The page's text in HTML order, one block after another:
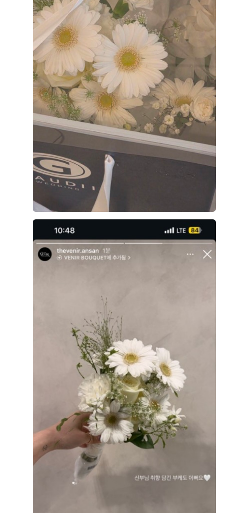
+25
안냐세욧 새색시 하쁘 인사드리와요 제가 얼마 전 안산 더
베니르에서 무사히 본식을 마쳤는데요 ​더베니르홀은 흔하
지 않은 하우스웨딩 분위기에 그리너리함까지 가득한 웨딩
홀이에요 요런 분위기 찾기 드물다며 꼬옥 추천드리고 싶
어서 본식 후기 써봅니다 ​본식 하루 전 리허설 (자유투어)
더베니르는 최종 리허설을 따로 하지않고 본식 당일 예식
전에 설명을 듣고 예식이 진행돼요. 걱정이 많은 신부 덕에
(나^^) 저희는 미리 연락을 드리고 동선을 보러 갔어요! 내
가 앉아있을 신부대기실도 다시 보고 계단 입장으로 진행
했기 때문에 노래에 맞춰 내려와보기도 했어요 ㅋ.ㅋ 타이
도 깔꼼 우리 진짜 결혼하구나 하며 예식 하루 전을 바쁘게
보냈어요​ 본식 당일 저희는 더베니르 홀패키지로 진행해서
매이크업을 더브라이덜수에서 받았어요 히히 이동시간을
줄일 수 있었던 게 가장 큰 장점이었던 것 같아요 :) 미.
스냅 작가님이 찍어주신 포토테이블 압구정에서 달려오신
요. 미모가 대박이셔서 메크업 받는 내내 행복했다네요 원
하는 대로 척척 맞춰주셔서 완전 든든했어요 셀카 더 찍어
둘 걸 !!!!!!! 셀카를 많이 못 찍어서 아쉬웠어요 (ㅋㅋ) 신부
는 정말이지 바쁩니다 시간이 없어요 ㅠㅠ 메이크업이 끝
나면 포토 타임이 시작돼요 신부대기실이 계단 위에 있어
서 계단에서도 100컷 찍구요 신부대기실에서 신랑이랑도
요로코롬 찍긔 요 두 개는 더베니르 직원분이 찍어주신 신
부 단독으로는 이로케나 많이 공주놀이를 마니마니 하시면
돼요 더베니르 사진 담당이신 직원분이 찍어주신 사진 너
무너무 감사하고 사랑해요(?) 잊지 못할 거여요 .. 저는 포
토부스도 추가해서 저희 둘의 사진을 또 남길 수 있었어요
그리고 방문해 주신 분들의 사진도 간직할 수 있다농 러브
포레스냅 외 않헤? 신부입장 전 작가님이 찍어주신 저희가
더 보기
후기가 도움이 되었나요?
이한영, 김하나
2026-02-28 131명 읽음
본식을 앞두고 한달 전 쯤 시식을 다녀왔어요!ㅎㅎ 저는 여
러 결혼식을 다니면서 항상 중간 타임의 결혼식이여서 첫
음식과 첫 세팅을 구경하지못했었는데! 예약할때 첫 식으
로 하길 잘했다고 생각했어요 음식이 전체적으로 정갈하게
잘 나와있었고, 훨씬 먹기 좋게 보여있엇어요! 더베니르가
갈비탕이 그렇게 유명하다고 해서 1등으로 먹었는데..뽀얗
게 우려낸 국물에 전날에 술도 안먹었는데 해장되는 기분
이 들정도로 맛있게먹었어요! 한식종류들이 전체적으로 제
입에 잘 맞았던거같아요 살짝? 자극적인맛인가 싶었는데
안자극적이면 맛이 있을수가없기떄문에!ㅎㅎㅎ전 만족하
고 먹었어요 전체적으로 첫식이다보니 음식들이 따뜻한 상
더 보기
더 베니르
우리 신랑신부님! 이렇게 소중한후기까지 남겨주셔서 너
무감사합니당^^ 베니르웨딩 한식 칭찬 너무 많이해주시
는데 앞으로도 다양한메뉴로 맛있고 신선한 음식 꾸준히